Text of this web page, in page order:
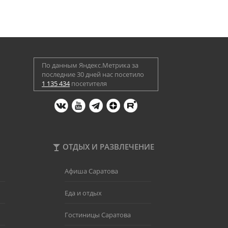
По данным Яндекс.Метрика за
последние 30 дней нас посетило
1 135 434посетителя
ОТДЫХ И РАЗВЛЕЧЕНИЕ
Афиша Саратова
Еда и отдых
Гостиницы Саратова